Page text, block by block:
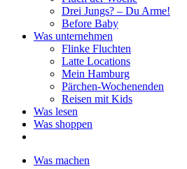
Drei Jungs? – Du Arme!
Before Baby
Was unternehmen
Flinke Fluchten
Latte Locations
Mein Hamburg
Pärchen-Wochenenden
Reisen mit Kids
Was lesen
Was shoppen
Was machen